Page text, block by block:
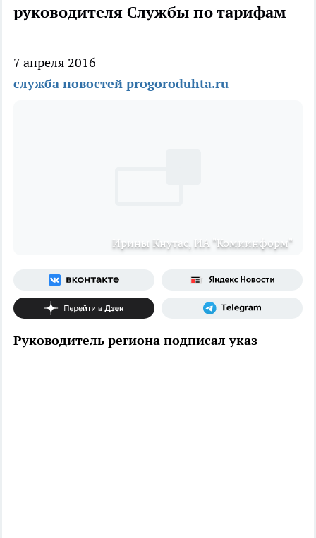
руководителя Службы по тарифам
7 апреля 2016
служба новостей progoroduhta.ru
Ирины Кнутас, ИА "Комиинформ"
Руководитель региона подписал указ